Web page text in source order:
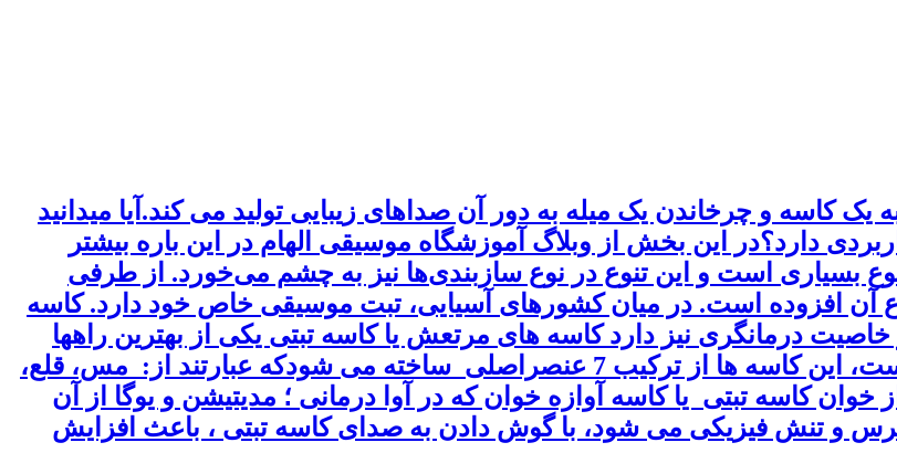
کاسه و چرخاندن یک میله به دور آن صداهای زیبایی تولید می کند.آیا میدانید
دارد؟در این بخش از وبلاگ آموزشگاه موسیقی الهام در این باره بیشتر
بسیاری است و این تنوع در نوع سازبندی‌ها نیز به چشم می‌خورد. از طرفی
آن افزوده است. در میان کشورهای آسیایی، تبت موسیقی خاص خود دارد. کاسه
درمانگری نیز دارد کاسه های مرتعش یا کاسه تبتی یکی از بهترین راهها
برای پاکسازی محیط از انرژی های منفی متافیزیکی است، این کاسه ها از ترکیب 7 عنصراصلی ساخته می شودکه عبارتند از: مس، قلع،
کاسه تبتی یا کاسه آوازه خوان که در آوا درمانی ؛ مدیتیشن و یوگا از آن
و تنش فیزیکی می شود، با گوش دادن به صدای کاسه تبتی ، باعث افزایش